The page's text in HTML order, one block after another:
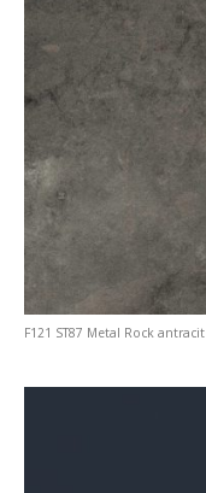
F121 ST87 Metal Rock antracit